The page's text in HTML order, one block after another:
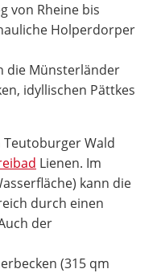
von Rheine bis
Holperdorper
die Münsterländer
idyllischen Pättkes
Wald
Lienen. Im
kann die
durch einen
der
(315 qm